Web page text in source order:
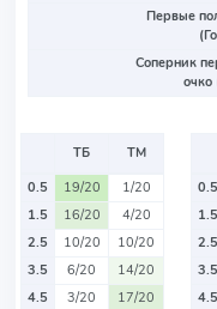
Первые
Соперник
очко
ТБ
ТМ
0.5
19/20
1/20
1.5
16/20
4/20
2.5
10/20
10/20
3.5
6/20
14/20
4.5
3/20
17/20
0.5
1.5
2.5
3.5
4.5